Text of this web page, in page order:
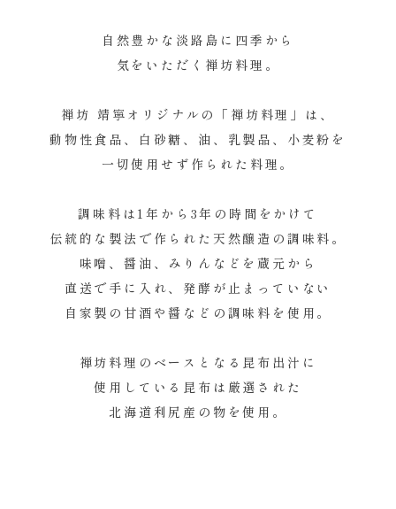
自然豊かな淡路島に四季から
気をいただく禅坊料理。
禅坊 靖寧オリジナルの「禅坊料理」は、
動物性食品、白砂糖、油、乳製品、小麦粉を
一切使用せず作られた料理。
調味料は1年から3年の時間をかけて
伝統的な製法で作られた天然醸造の調味料。
味噌、醤油、みりんなどを蔵元から
直送で手に入れ、発酵が止まっていない
自家製の甘酒や醤などの調味料を使用。
禅坊料理のベースとなる昆布出汁に
使用している昆布は厳選された
北海道利尻産の物を使用。